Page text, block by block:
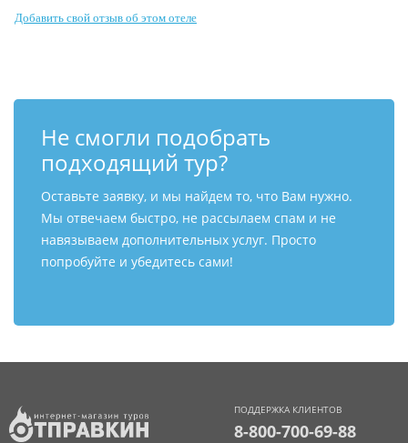
Добавить свой отзыв об этом отеле
Не смогли подобрать
подходящий тур?
Оставьте заявку, и мы найдем то, что Вам нужно.
Мы отвечаем быстро, не рассылаем спам и не
навязываем дополнительных услуг. Просто
попробуйте и убедитесь сами!
ПОДДЕРЖКА КЛИЕНТОВ
8-800-700-69-88